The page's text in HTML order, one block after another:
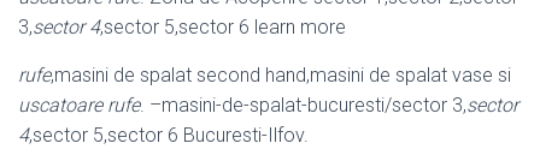
3,sector 4,sector 5,sector 6 learn more
rufe,masini de spalat second hand,masini de spalat vase si
uscatoare rufe. –masini-de-spalat-bucuresti/sector 3,sector
4,sector 5,sector 6 Bucuresti-Ilfov.